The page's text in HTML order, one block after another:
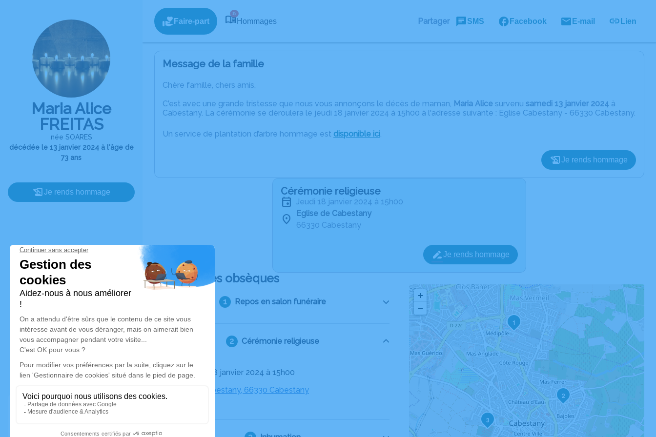
Maria Alice
FREITAS
née SOARES
décédée le 13 janvier 2024 à l'âge de
73 ans
Je rends hommage
Faire-part
19
Hommages Partager SMS Facebook E-mail Lien
Message de la famille
Chère famille, chers amis,
C'est avec une grande tristesse que nous vous annonçons le décès de maman, Maria Alice survenu samedi 13 janvier 2024 à
Cabestany. La cérémonie se déroulera le jeudi 18 janvier 2024 à 15h00 à l'adresse suivante : Eglise Cabestany - 66330 Cabestany.
Un service de plantation d’arbre hommage est disponible ici.
Je rends hommage
Cérémonie religieuse
jeudi 18 janvier 2024 à 15h00
Eglise de Cabestany
66330 Cabestany
Je rends hommage
Déroulé des obsèques
Repos en salon funéraire
Cérémonie religieuse
Le jeudi 18 janvier 2024 à 15h00
Eglise Cabestany, 66330 Cabestany
1
2
3
+
−